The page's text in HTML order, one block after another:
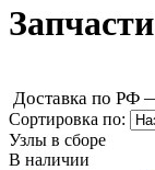
Доставка по
Сортировка по:
Узлы в сборе
В наличии